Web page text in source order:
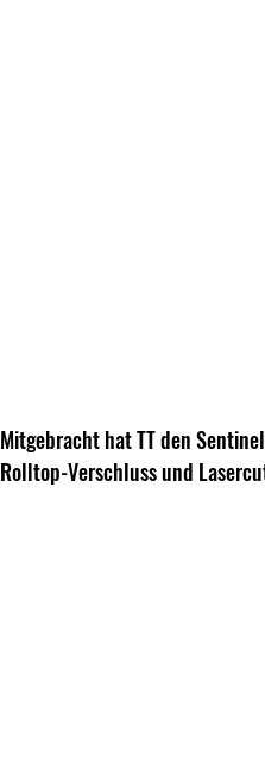
Mitgebracht hat TT den
Rolltop-Verschluss und